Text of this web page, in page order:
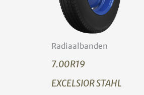
Radiaalbanden
7.00R19
EXCELSIOR STAHL